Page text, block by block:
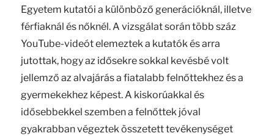
Egyetem kutatói a különböző generációknál, illetve
férfiaknál és nőknél. A vizsgálat során több száz
YouTube-videót elemeztek a kutatók és arra
jutottak, hogy az idősekre sokkal kevésbé volt
jellemző az alvajárás a fiatalabb felnőttekhez és a
gyermekekhez képest. A kiskorúakkal és
idősebbekkel szemben a felnőttek jóval
gyakrabban végeztek összetett tevékenységet